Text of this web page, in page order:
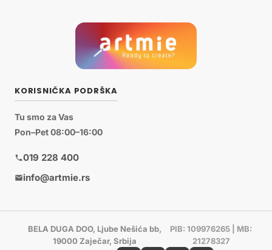
KORISNIČKA PODRŠKA
Tu smo za Vas
Pon–Pet 08:00–16:00
019 228 400
info@artmie.rs
BELA DUGA DOO, Ljube Nešića bb,
19000 Zaječar, Srbija
PIB: 109976265 | MB:
21278327